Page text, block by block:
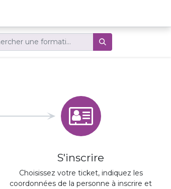
S'inscrire
Choisissez votre ticket, indiquez les
coordonnées de la personne à inscrire et